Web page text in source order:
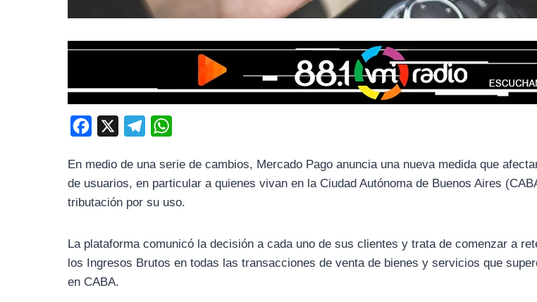
c
e
b
l
e
g
a
t
s
En medio de una serie de cambios, Mercado Pago anuncia una nueva medida que
de usuarios, en particular a quienes vivan en la Ciudad Autónoma de Buenos Aires
tributación por su uso.
La plataforma comunicó la decisión a cada uno de sus clientes y trata de comenzar a
los Ingresos Brutos en todas las transacciones de venta de bienes y servicios que
en CABA.